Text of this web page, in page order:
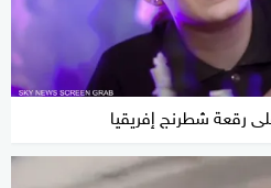
رقعة شطرنج إفريقيا